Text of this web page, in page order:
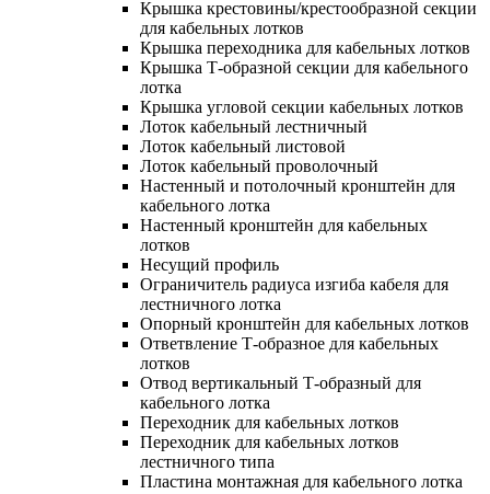
Крышка крестовины/крестообразной секции
для кабельных лотков
Крышка переходника для кабельных лотков
Крышка Т-образной секции для кабельного
лотка
Крышка угловой секции кабельных лотков
Лоток кабельный лестничный
Лоток кабельный листовой
Лоток кабельный проволочный
Настенный и потолочный кронштейн для
кабельного лотка
Настенный кронштейн для кабельных
лотков
Несущий профиль
Ограничитель радиуса изгиба кабеля для
лестничного лотка
Опорный кронштейн для кабельных лотков
Ответвление Т-образное для кабельных
лотков
Отвод вертикальный Т-образный для
кабельного лотка
Переходник для кабельных лотков
Переходник для кабельных лотков
лестничного типа
Пластина монтажная для кабельного лотка